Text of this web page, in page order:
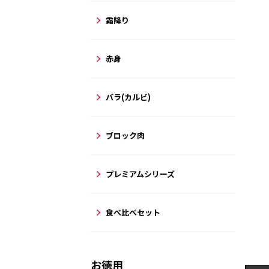
霜降り
赤身
バラ(カルビ)
ブロック肉
プレミアムシリーズ
食べ比べセット
お徳用